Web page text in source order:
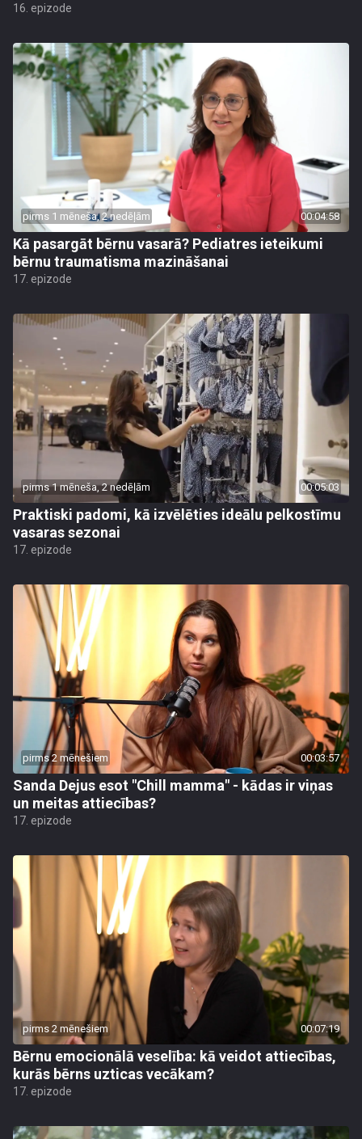
16. epizode
pirms 1 mēneša, 2 nedēļām 00:04:58
Kā pasargāt bērnu vasarā? Pediatres ieteikumi
bērnu traumatisma mazināšanai
17. epizode
pirms 1 mēneša, 2 nedēļām 00:05:03
Praktiski padomi, kā izvēlēties ideālu pelkostīmu
vasaras sezonai
17. epizode
pirms 2 mēnešiem 00:03:57
Sanda Dejus esot "Chill mamma" - kādas ir viņas
un meitas attiecības?
17. epizode
pirms 2 mēnešiem 00:07:19
Bērnu emocionālā veselība: kā veidot attiecības,
kurās bērns uzticas vecākam?
17. epizode